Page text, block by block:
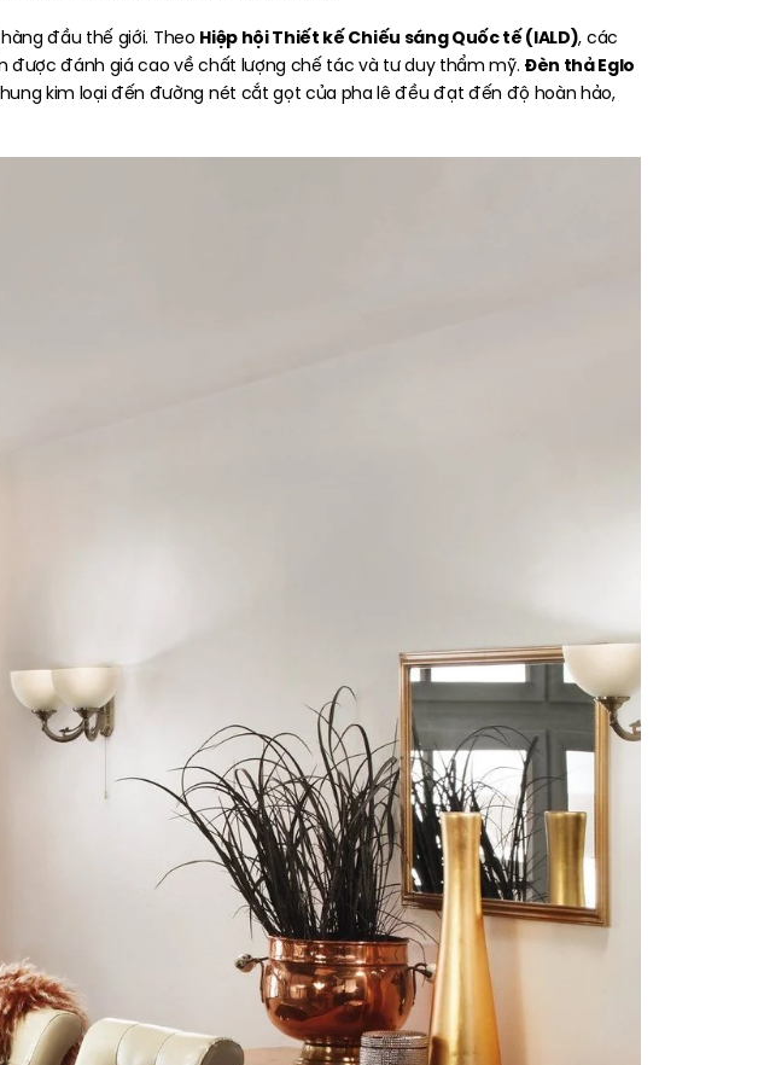
đầu thế giới. Theo Hiệp hội Thiết kế Chiếu sáng Quốc tế (IALD), các
được đánh giá cao về chất lượng chế tác và tư duy thẩm mỹ. Đèn thả Eglo
kim loại đến đường nét cắt gọt của pha lê đều đạt đến độ hoàn hảo,